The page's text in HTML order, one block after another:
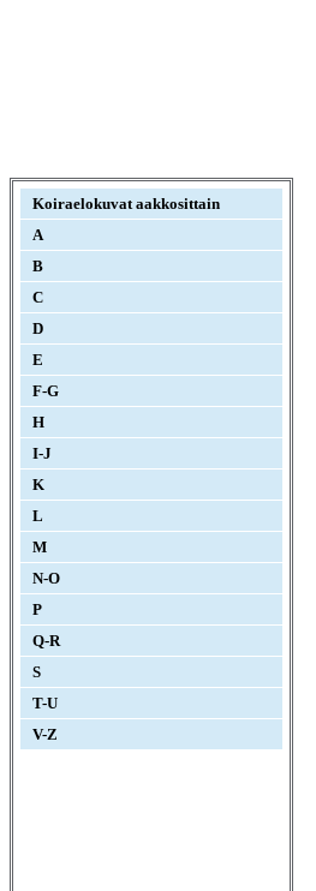
Koiraelokuvat aakkosittain
A
B
C
D
E
F-G
H
I-J
K
L
M
N-O
P
Q-R
S
T-U
V-Z